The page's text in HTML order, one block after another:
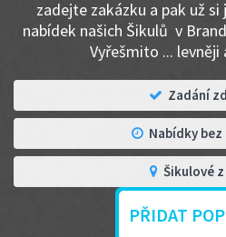
zadejte zakázku a pak už
nabídek našich Šikulů v
Vyřešmito ... levněji
Zadání
Nabídky
Šikulové
PŘIDAT